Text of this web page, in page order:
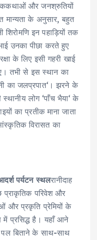
और जनश्रुतियों
मान्यता के अनुसार, बहुत
इन पहाड़ियों तक
उनका पीछा करते हुए
के लिए इसी गहरी खाई
तभी से इस स्थान का
का जलप्रपात‘। झरने के
लोग ‘पाँच भैया‘ के
का प्रतीक माना जाता
विरासत का
पर्यटन स्थलरानीदाह
प्राकृतिक परिवेश और
और प्रकृति प्रेमियों के
प्रसिद्ध है। यहाँ आने
बिताने के साथ-साथ